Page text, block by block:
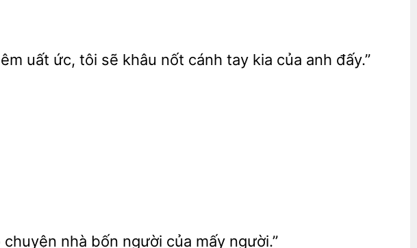
ức, tôi sẽ khâu nốt cánh tay kia của anh đấy.”
chuyện bốn người của mấy người.”